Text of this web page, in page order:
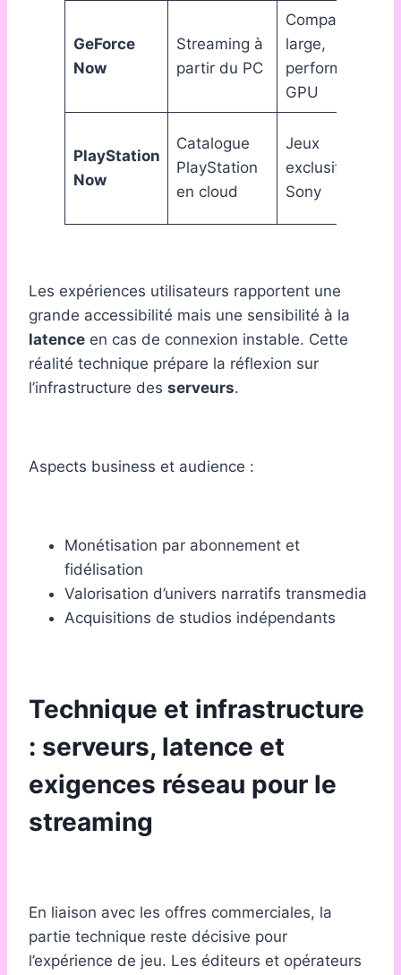
GeForce
Now
Streaming à
partir du PC
Compatibilité
large,
performances
GPU
PlayStation
Now
Catalogue
PlayStation
en cloud
Jeux
exclusifs
Sony
Les expériences utilisateurs rapportent une
grande accessibilité mais une sensibilité à la
latence en cas de connexion instable. Cette
réalité technique prépare la réflexion sur
l’infrastructure des serveurs.
Aspects business et audience :
Monétisation par abonnement et
fidélisation
Valorisation d’univers narratifs transmedia
Acquisitions de studios indépendants
Technique et infrastructure
: serveurs, latence et
exigences réseau pour le
streaming
En liaison avec les offres commerciales, la
partie technique reste décisive pour
l’expérience de jeu. Les éditeurs et opérateurs